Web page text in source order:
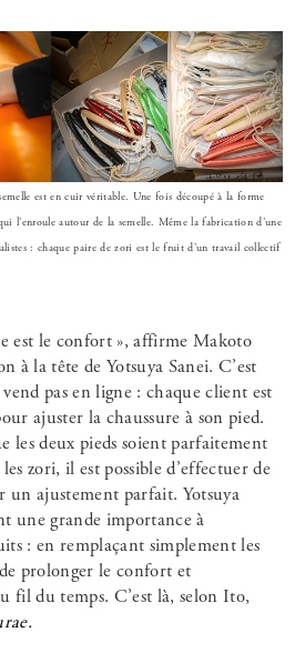
est en cuir véritable. Une fois découpé à la forme
l’enroule autour de la semelle. Même la fabrication d’une
: chaque paire de zori est le fruit d’un travail collectif
est le confort », affirme Makoto
à la tête de Yotsuya Sanei. C’est
pas en ligne : chaque client est
ajuster la chaussure à son pied.
les deux pieds soient parfaitement
zori, il est possible d’effectuer de
un ajustement parfait. Yotsuya
une grande importance à
: en remplaçant simplement les
prolonger le confort et
fil du temps. C’est là, selon Ito,